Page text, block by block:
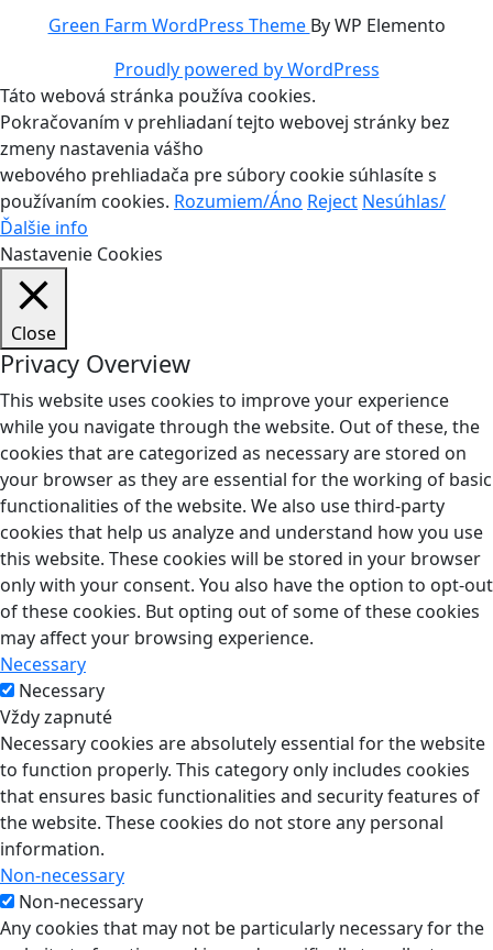
Green Farm WordPress Theme By WP Elemento
Proudly powered by WordPress
Táto webová stránka používa cookies.
Pokračovaním v prehliadaní tejto webovej stránky bez
zmeny nastavenia vášho
webového prehliadača pre súbory cookie súhlasíte s
používaním cookies. Rozumiem/Áno Reject Nesúhlas/
Ďalšie info
Nastavenie Cookies
Close
Privacy Overview
This website uses cookies to improve your experience
while you navigate through the website. Out of these, the
cookies that are categorized as necessary are stored on
your browser as they are essential for the working of basic
functionalities of the website. We also use third-party
cookies that help us analyze and understand how you use
this website. These cookies will be stored in your browser
only with your consent. You also have the option to opt-out
of these cookies. But opting out of some of these cookies
may affect your browsing experience.
Necessary
Necessary
Vždy zapnuté
Necessary cookies are absolutely essential for the website
to function properly. This category only includes cookies
that ensures basic functionalities and security features of
the website. These cookies do not store any personal
information.
Non-necessary
Non-necessary
Any cookies that may not be particularly necessary for the